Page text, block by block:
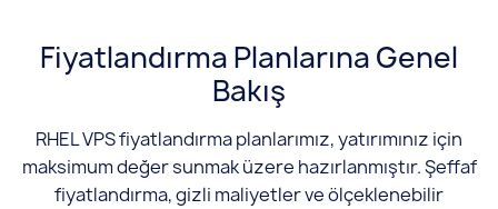
Fiyatlandırma Planlarına Genel
Bakış
RHEL VPS fiyatlandırma planlarımız, yatırımınız için
maksimum değer sunmak üzere hazırlanmıştır. Şeffaf
fiyatlandırma, gizli maliyetler ve ölçeklenebilir